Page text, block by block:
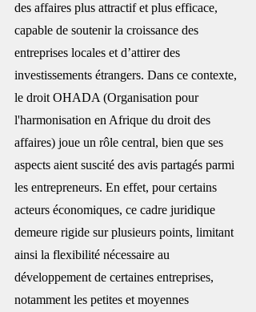
des affaires plus attractif et plus efficace,
capable de soutenir la croissance des
entreprises locales et d’attirer des
investissements étrangers. Dans ce contexte,
le droit OHADA (Organisation pour
l'harmonisation en Afrique du droit des
affaires) joue un rôle central, bien que ses
aspects aient suscité des avis partagés parmi
les entrepreneurs. En effet, pour certains
acteurs économiques, ce cadre juridique
demeure rigide sur plusieurs points, limitant
ainsi la flexibilité nécessaire au
développement de certaines entreprises,
notamment les petites et moyennes